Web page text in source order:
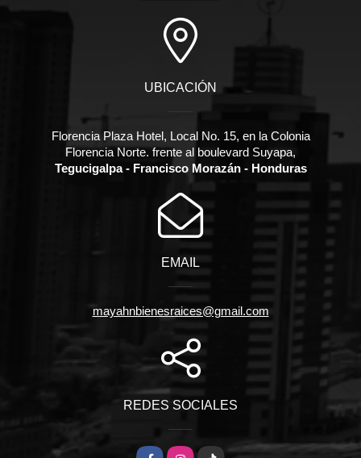
UBICACIÓN
Florencia Plaza Hotel, Local No. 15, en la Colonia
Florencia Norte. frente al boulevard Suyapa,
Tegucigalpa - Francisco Morazán - Honduras
EMAIL
mayahnbienesraices@gmail.com
REDES SOCIALES